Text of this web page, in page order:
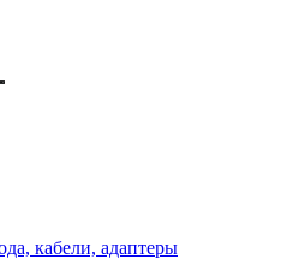
кабели, адаптеры